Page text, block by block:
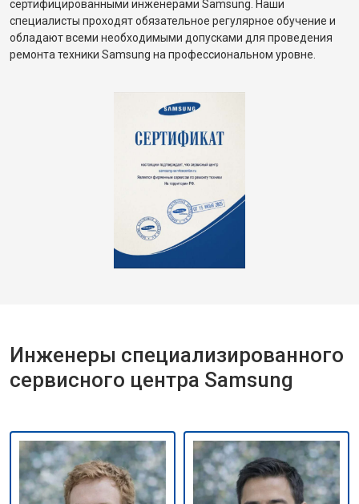
сертифицированными инженерами Samsung. Наши
специалисты проходят обязательное регулярное обучение и
обладают всеми необходимыми допусками для проведения
ремонта техники Samsung на профессиональном уровне.
Инженеры специализированного
сервисного центра Samsung